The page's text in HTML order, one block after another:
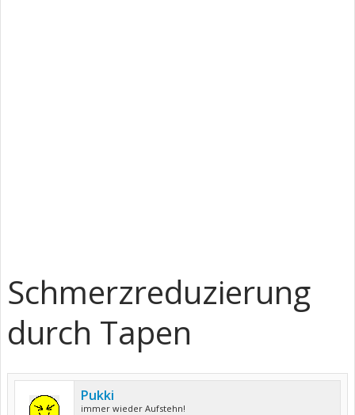
Schmerzreduzierung
durch Tapen
Pukki
immer wieder Aufstehn!